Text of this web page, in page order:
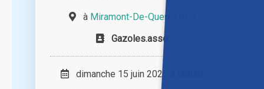
à Miramont-De-Quercy (82)
Gazoles.asso
dimanche 15 juin 2025 à 08h30